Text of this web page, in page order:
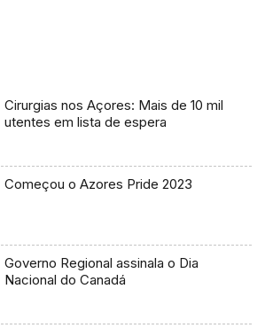
Cirurgias nos Açores: Mais de 10 mil
utentes em lista de espera
Começou o Azores Pride 2023
Governo Regional assinala o Dia
Nacional do Canadá